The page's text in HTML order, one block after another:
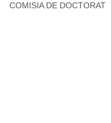
COMISIA DE DOCTORAT